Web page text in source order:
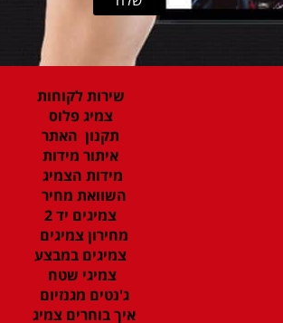
שירות לקוחות
צמיג פלוס
תקנון האתר
איתור מידות
מידות הצמיג
השוואת מחיר
צמיגים יד 2
מחירון צמיגים
צמיגים במבצע
צמיגי שטח
ג'נטים מגנזיום
איך בוחרים צמיג